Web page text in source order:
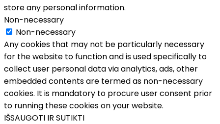
store any personal information.
Non-necessary
Non-necessary
Any cookies that may not be particularly necessary
for the website to function and is used specifically to
collect user personal data via analytics, ads, other
embedded contents are termed as non-necessary
cookies. It is mandatory to procure user consent prior
to running these cookies on your website.
IŠSAUGOTI IR SUTIKTI